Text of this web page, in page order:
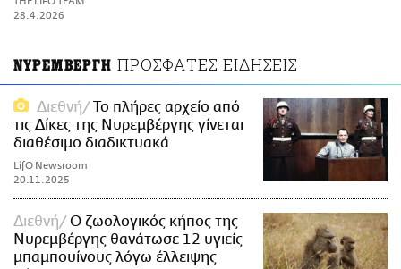
ΑΜΠΑ
28.4.2026
ΝΥΡΕΜΒΕΡΓΗ ΠΡΟΣΦΑΤΕΣ ΕΙΔΗΣΕΙΣ
Διεθνή
Το πλήρες αρχείο από
τις Δίκες της Νυρεμβέργης γίνεται
διαθέσιμο διαδικτυακά
LifO Newsroom
20.11.2025
Διεθνή
Ο ζωολογικός κήπος της
Νυρεμβέργης θανάτωσε 12 υγιείς
μπαμπουίνους λόγω έλλειψης